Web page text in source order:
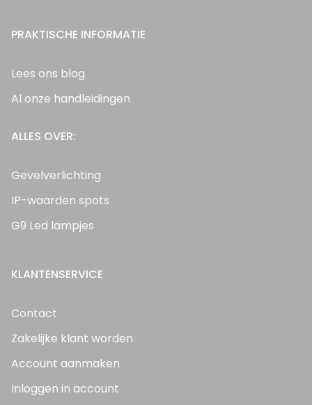
PRAKTISCHE INFORMATIE
Lees ons blog
Al onze handleidingen
ALLES OVER:
Gevelverlichting
IP-waarden spots
G9 Led lampjes
KLANTENSERVICE
Contact
Zakelijke klant worden
Account aanmaken
Inloggen in account